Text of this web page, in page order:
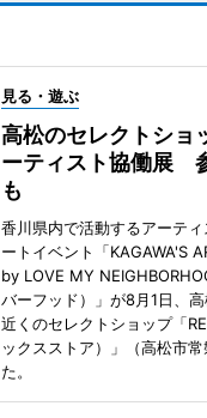
見る・遊ぶ
高松のセレクトショ
ーティスト協働展
も
香川県内で活動するアーテ
ートイベント「KAGAWA'S
by LOVE MY
バーフッド）」が8月1日、
近くのセレクトショップ「
ックスストア）」（高松市
た。